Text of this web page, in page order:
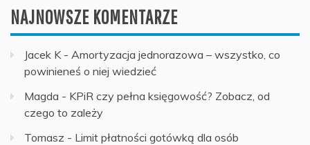
NAJNOWSZE KOMENTARZE
Jacek K- Amortyzacja jednorazowa – wszystko, co
powinieneś o niej wiedzieć
Magda - KPiR czy pełna księgowość? Zobacz, od
czego to zależy
Tomasz - Limit płatności gotówką dla osób